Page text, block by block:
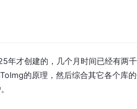
年才创建的，几个月时间已经有两
的原理，然后综合其它各个库